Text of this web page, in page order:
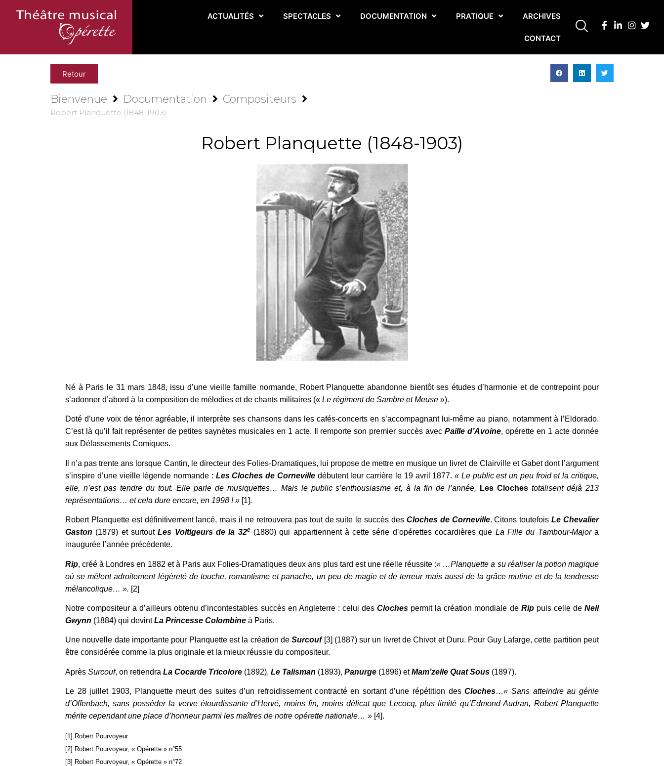
ACTUALITÉS SPECTACLES DOCUMENTATION PRATIQUE ARCHIVES
CONTACT
Retour
Bienvenue Documentation Compositeurs
Robert Planquette (1848-1903)
Robert Planquette (1848-1903)
Né à Paris le 31 mars 1848, issu d’une vieille famille normande, Robert Planquette abandonne bientôt ses études d’harmonie et de contrepoint pour
s’adonner d’abord à la composition de mélodies et de chants militaires (« Le régiment de Sambre et Meuse »).
Doté d’une voix de ténor agréable, il interprète ses chansons dans les cafés-concerts en s’accompagnant lui-même au piano, notamment à l’Eldorado.
C’est là qu’il fait représenter de petites saynètes musicales en 1 acte. Il remporte son premier succès avecPaille d’Avoine, opérette en 1 acte donnée
aux Délassements Comiques.
Il n’a pas trente ans lorsque Cantin, le directeur des Folies-Dramatiques, lui propose de mettre en musique un livret de Clairville et Gabet dont l’argument
s’inspire d’une vieille légende normande : Les Cloches de Cornevilledébutent leur carrière le 19 avril 1877.« Le public est un peu froid et la critique,
elle, n’est pas tendre du tout. Elle parle de musiquettes… Mais le public s’enthousiasme et, à la fin de l’année, Les Cloches totalisent déjà 213
représentations… et cela dure encore, en 1998 ! » [1].
Robert Planquette est définitivement lancé, mais il ne retrouvera pas tout de suite le succès des Cloches de Corneville. Citons toutefoisLe Chevalier
Gaston (1879) et surtoutLes Voltigeurs de la 32e(1880) qui appartiennent à cette série d’opérettes cocardières que La Fille du Tambour-Majora
inaugurée l’année précédente.
Rip, créé à Londres en 1882 et à Paris aux Folies-Dramatiques deux ans plus tard est une réelle réussite :« …Planquette a su réaliser la potion magique
où se mêlent adroitement légèreté de touche, romantisme et panache, un peu de magie et de terreur mais aussi de la grâce mutine et de la tendresse
mélancolique… ». [2]
Notre compositeur a d’ailleurs obtenu d’incontestables succès en Angleterre : celui desCloches permit la création mondiale de Rippuis celle deNell
Gwynn (1884) qui devintLa Princesse Colombine à Paris.
Une nouvelle date importante pour Planquette est la création deSurcouf[3] (1887) sur un livret de Chivot et Duru. Pour Guy Lafarge, cette partition peut
être considérée comme la plus originale et la mieux réussie du compositeur.
Après Surcouf, on retiendra La Cocarde Tricolore (1892), Le Talisman (1893), Panurge (1896) etMam’zelle Quat Sous (1897).
Le 28 juillet 1903, Planquette meurt des suites d’un refroidissement contracté en sortant d’une répétition desCloches…« Sans atteindre au génie
d’Offenbach, sans posséder la verve étourdissante d’Hervé, moins fin, moins délicat que Lecocq, plus limité qu’Edmond Audran, Robert Planquette
mérite cependant une place d’honneur parmi les maîtres de notre opérette nationale… » [4].
[1] Robert Pourvoyeur
[2] Robert Pourvoyeur, « Opérette » n°55
[3] Robert Pourvoyeur, « Opérette » n°72